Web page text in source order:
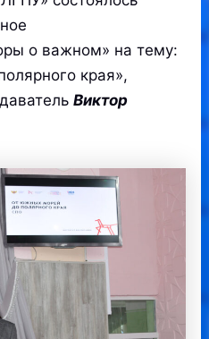
о важном» на тему:
края»,
Виктор